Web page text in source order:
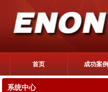
首页 成功案例
系统中心